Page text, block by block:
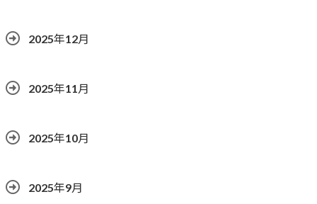
2025年12月
2025年11月
2025年10月
2025年9月